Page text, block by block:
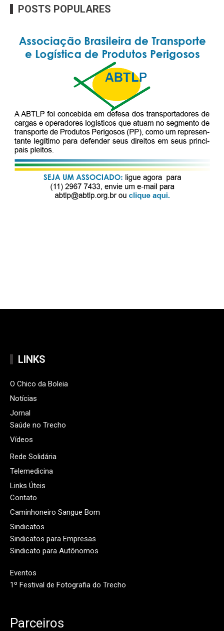
POSTS POPULARES
LINKS
O Chico da Boleia
Notícias
Jornal
Saúde no Trecho
Vídeos
Rede Solidária
Telemedicina
Links Úteis
Contato
Caminhoneiro Sangue Bom
Sindicatos
Sindicatos para Empresas
Sindicato para Autônomos
Eventos
1º Festival de Fotografia do Trecho
Parceiros